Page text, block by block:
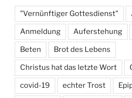
"Vernünftiger Gottesdienst"
Anmeldung Auferstehung
Beten Brot des Lebens
Christus hat das letzte Wort
covid-19 echter Trost